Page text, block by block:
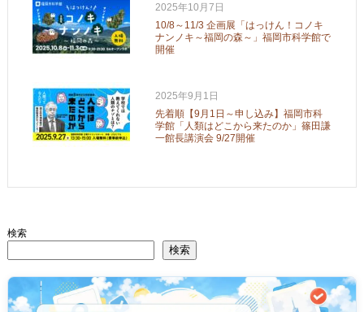
2025年10月7日
10/8～11/3 企画展「はっけん！コノキ
ナンノキ～福岡の森～」福岡市科学館で
開催
2025年9月1日
先着順【9月1日～申し込み】福岡市科
学館「人類はどこから来たのか」篠田謙
一館長講演会 9/27開催
検索
検索